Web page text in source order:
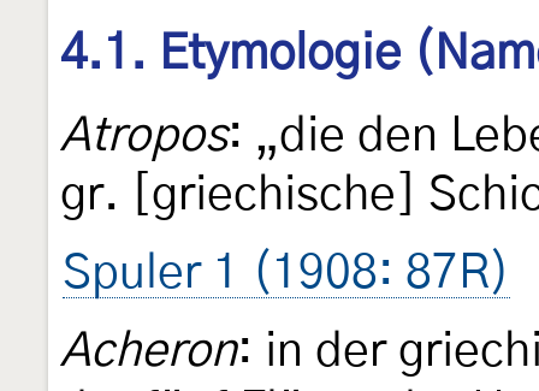
4.1. Etymologie
Atropos: „die den
gr. [griechische]
Spuler 1 (1908: 87R)
Acheron: in der